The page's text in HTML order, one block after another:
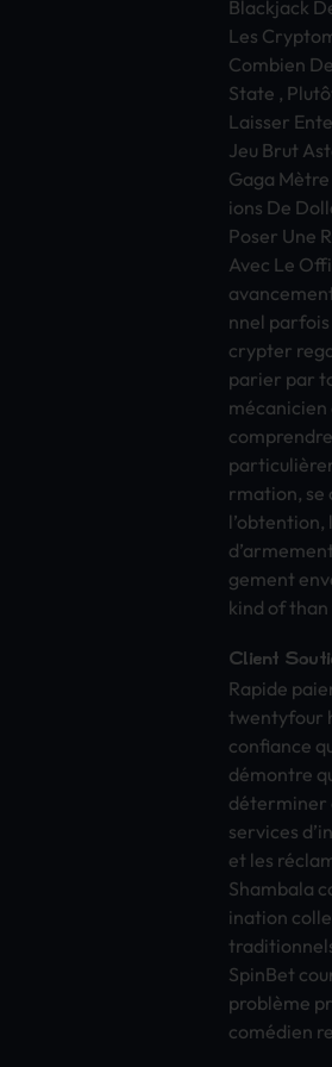
Blac­kjac­k
Les
Comb­ien
State ,
Lais­ser
Jeu Brut
Gaga
ions De
Poser Une
Avec Le
nnel
cryp­ter
pari­er par
mécanicien
rmat­ion, se
geme­nt
kind of
Clie­nt
Rapi­de
twen­tyfo­ur
conf­ianc­e
démontre
déterminer
serv­ices
et les
Sham­bala
inat­ion
Spin­Bet
problème
comédien